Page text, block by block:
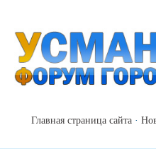
Главная страница сайта ·